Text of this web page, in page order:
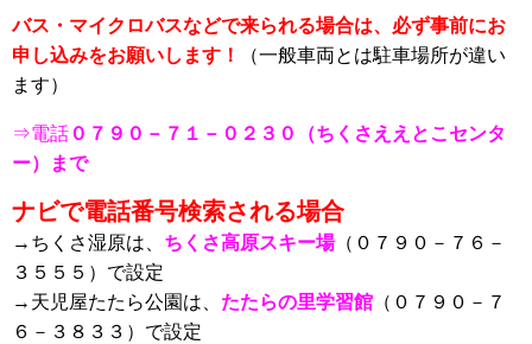
バス・マイクロバスなどで来られる場合は、必ず事前にお
申し込みをお願いします！
（一般車両とは駐車場所が違い
ます）
⇒電話０７９０－７１－０２３０（ちくさええとこセンタ
ー）まで
ナビで電話番号検索される場合
→ちくさ湿原は、 ちくさ高原スキー場（０７９０－７６－
３５５５）で設定
→天児屋たたら公園は、 たたらの里学習館 （０７９０－７
６－３８３３）で設定